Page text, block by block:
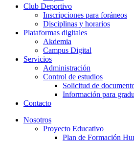
Club Deportivo
Inscripciones para foráneos
Disciplinas y horarios
Plataformas digitales
Akdemia
Campus Digital
Servicios
Administración
Control de estudios
Solicitud de
Información para
Contacto
Nosotros
Proyecto Educativo
Plan de Formación